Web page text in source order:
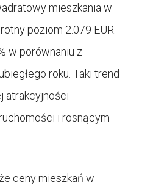
mieszkania w
poziom 2.079 EUR.
w porównaniu z
roku. Taki trend
atrakcyjności
i rosnącym
ceny mieszkań w